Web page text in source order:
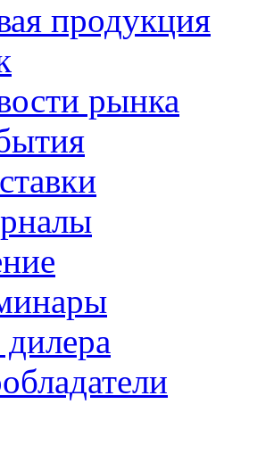
продукция
рынка